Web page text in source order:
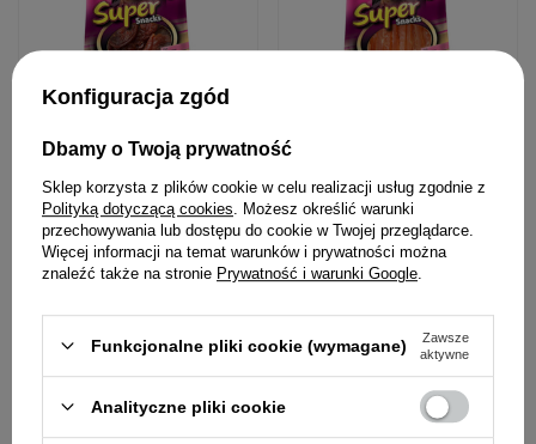
kaczki Przysmak dla kota
100 g
8,09 zł
kurczaka Przysmak dla kota
100 g
8,39 zł
Konfiguracja zgód
Dbamy o Twoją prywatność
Sklep korzysta z plików cookie w celu realizacji usług zgodnie z
Polityką dotyczącą cookies . Możesz określić warunki
przechowywania lub dostępu do cookie w Twojej przeglądarce.
Więcej informacji na temat warunków i prywatności można
znaleźć także na stronie Prywatność i warunki Google
Funkcjonalne pliki cookie (wymagane)
Zawsze
aktywne
Analityczne pliki cookie